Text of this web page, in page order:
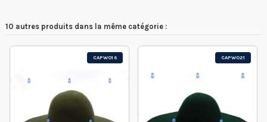
10 autres produits dans la même catégorie :
CAPW016 CAPW021